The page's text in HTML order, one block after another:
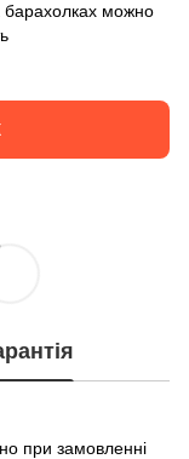
барахолках можно
при замовленні